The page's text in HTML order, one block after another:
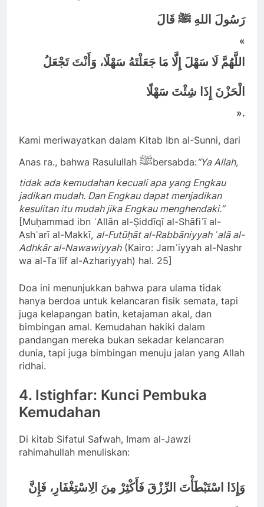
رَسُولَ اللهِ ﷺ قَالَ
«
اللَّهُمَّ لَا سَهْلَ إِلَّا مَا جَعَلْتَهُ سَهْلًا، وَأَنْتَ تَجْعَلُ
الْحَزْنَ إِذَا شِئْتَ سَهْلًا
».
Kami meriwayatkan dalam Kitab Ibn al-Sunni, dari
Anas ra., bahwa Rasulullah ﷺbersabda:“Ya Allah,
tidak ada kemudahan kecuali apa yang Engkau
jadikan mudah. Dan Engkau dapat menjadikan
kesulitan itu mudah jika Engkau menghendaki.”
[Muḥammad ibn ʿAllān al-Ṣiddīqī al-Shāfiʿī al-
Ashʿarī al-Makkī, al-Futūḥāt al-Rabbāniyyah ʿalā al-
Adhkār al-Nawawiyyah(Kairo: Jamʿiyyah al-Nashr
wa al-Taʾlīf al-Azhariyyah) hal. 25]
Doa ini menunjukkan bahwa para ulama tidak
hanya berdoa untuk kelancaran fisik semata, tapi
juga kelapangan batin, ketajaman akal, dan
bimbingan amal. Kemudahan hakiki dalam
pandangan mereka bukan sekadar kelancaran
dunia, tapi juga bimbingan menuju jalan yang Allah
ridhai.
4. Istighfar: Kunci Pembuka
Kemudahan
Di kitab Sifatul Safwah, Imam al-Jawzi
rahimahullah menuliskan:
وَإِذَا اسْتَبْطَأْتَ الرِّزْقَ فَأَكْثِرْ مِنَ الِاسْتِغْفَارِ، فَإِنَّ